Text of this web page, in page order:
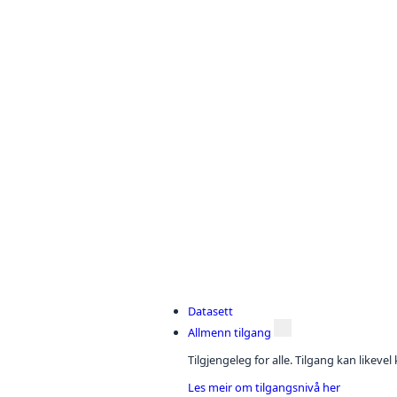
Datasett
Allmenn tilgang
Tilgjengeleg for alle. Tilgang kan
Les meir om tilgangsnivå her